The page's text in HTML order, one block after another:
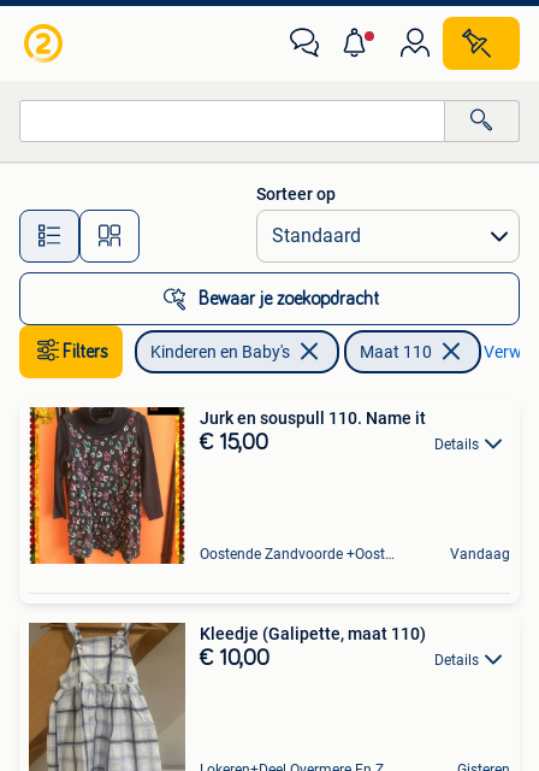
Alle afstanden…
Sorteer op
Bewaar je zoekopdracht
Filters Kinderen en Baby's Maat 110
Jurk en souspull 110. Name it
€ 15,00 Details
Oostende Zandvoorde +Oostende Vandaag
Kleedje (Galipette, maat 110)
€ 10,00 Details